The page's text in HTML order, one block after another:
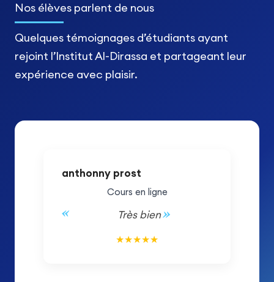
Nos élèves parlent de nous
Quelques témoignages d’étudiants ayant
rejoint l’Institut Al-Dirassa et partageant leur
expérience avec plaisir.
anthonny prost
Cours en ligne
Très bien
★★★★★